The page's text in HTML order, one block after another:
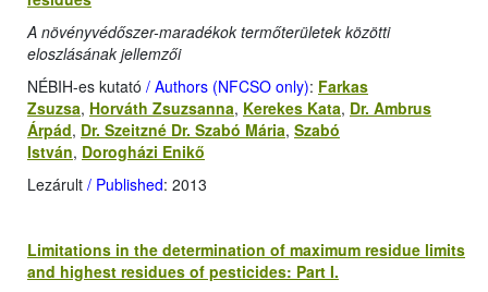
A növényvédőszer-maradékok termőterületek közötti
eloszlásának jellemzői
NÉBIH-es kutató / Authors (NFCSO only): Farkas
Zsuzsa, Horváth Zsuzsanna, Kerekes Kata, Dr. Ambrus
Árpád, Dr. Szeitzné Dr. Szabó Mária, Szabó
István, Dorogházi Enikő
Lezárult / Published: 2013
Limitations in the determination of maximum residue limits
and highest residues of pesticides: Part I.